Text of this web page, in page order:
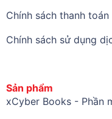
Chính sách thanh toán
Chính sách sử dụng
Sản phẩm
xCyber Books - Phần